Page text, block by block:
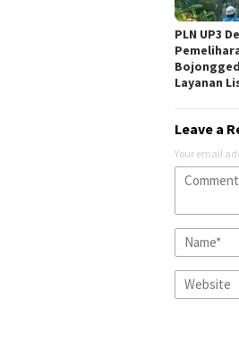
PLN UP3
Layanan
Leave a
Your email